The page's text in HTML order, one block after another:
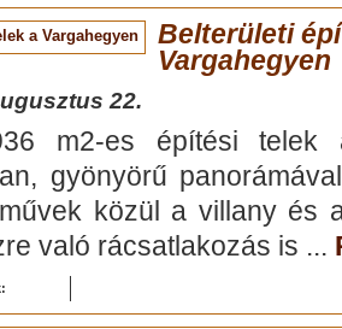
Belterületi
Vargahegyen
22.
m2-es építési telek
gyönyörű
közül a villany és
való rácsatlakozás is ...